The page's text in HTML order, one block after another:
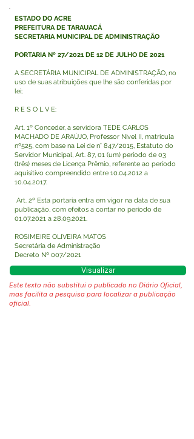
ESTADO DO ACRE
PREFEITURA DE TARAUACÁ
SECRETARIA MUNICIPAL DE ADMINISTRAÇÃO
PORTARIA Nº 27/2021 DE 12 DE JULHO DE 2021
A SECRETÁRIA MUNICIPAL DE ADMINISTRAÇÃO, no
uso de suas atribuições que lhe são conferidas por
lei;
R E S O L V E:
Art. 1º Conceder, a servidora TEDE CARLOS
MACHADO DE ARAÚJO, Professor Nivel II, matricula
nº525, com base na Lei de n° 847/2015, Estatuto do
Servidor Municipal, Art. 87, 01 (um) período de 03
(três) meses de Licença Prêmio, referente ao período
aquisitivo compreendido entre 10.04.2012 a
10.04.2017.
Art. 2º Esta portaria entra em vigor na data de sua
publicação, com efeitos a contar no período de
01.07.2021 a 28.09.2021.
ROSIMEIRE OLIVEIRA MATOS
Secretária de Administração
Decreto Nº 007/2021
Visualizar
Este texto não substitui o publicado no Diário Oficial,
mas facilita a pesquisa para localizar a publicação
oficial.